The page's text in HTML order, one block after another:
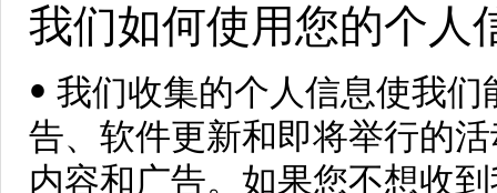
我们如何使用您的个人
• 我们收集的个人信息使我
告、软件更新和即将举行的
内容和广告。如果您不想收